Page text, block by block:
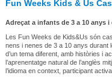
Fun Weeks Kids & Us
Adreçat a infants de 3 a 10 anys i
Les Fun Weeks de Kids&Us són
nens i nenes de 3 a 10 anys
d’un tema diferent, amb històries i
l’aprenentatge natural de l’anglès
l’idioma en context, participant